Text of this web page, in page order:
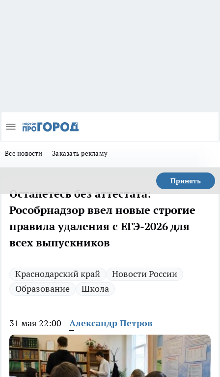
Все новости Заказать рекламу
Принять
Останетесь без аттестата:
Рособрнадзор ввел новые строгие
правила удаления с ЕГЭ-2026 для
всех выпускников
Краснодарский край
Новости России
Образование
Школа
31 мая 22:00 Александр Петров